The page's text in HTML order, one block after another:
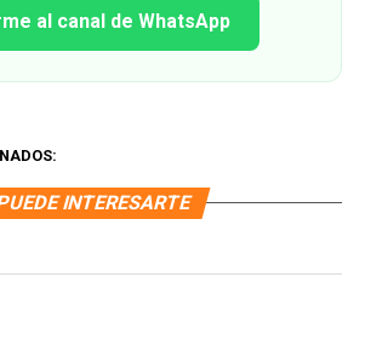
al canal de WhatsApp
INTERESARTE